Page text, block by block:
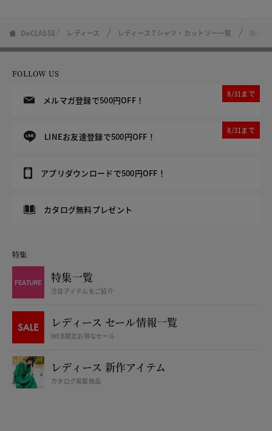
DoCLASSE レディース レディース Tシャツ・カットソー一覧 抜け
FOLLOW US
メルマガ登録で500円OFF！
8/31まで
LINEお友達登録で500円OFF！
8/31まで
アプリダウンロードで500円OFF！
カタログ無料プレゼント
特集
特集一覧
注目アイテムをご紹介
レディース セール情報一覧
WEB限定お得なセール
レディース 新作アイテム
カタログ掲載商品